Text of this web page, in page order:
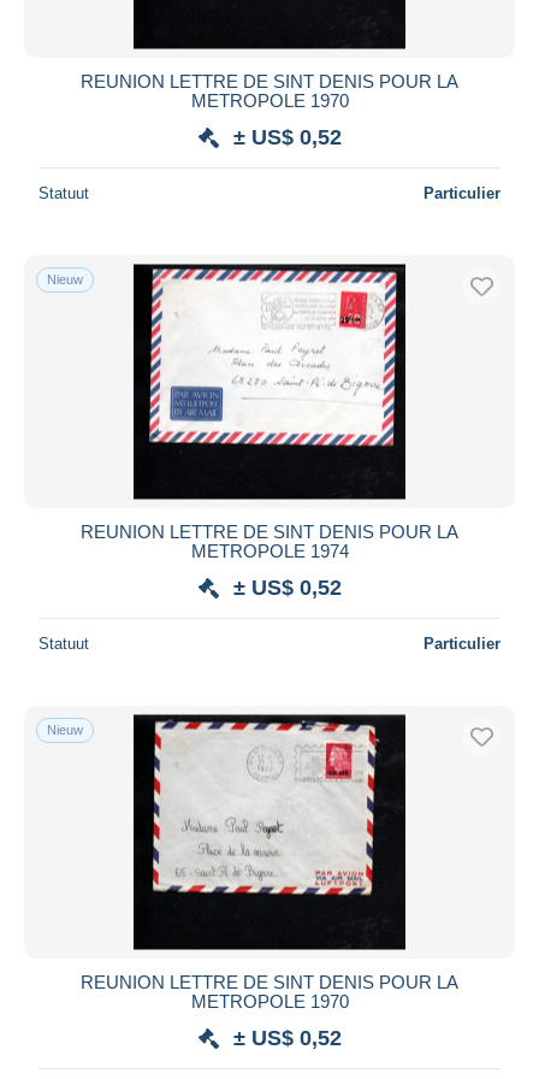
REUNION LETTRE DE SINT DENIS POUR LA
METROPOLE 1970
± US$ 0,52
Statuut Particulier
Nieuw
REUNION LETTRE DE SINT DENIS POUR LA
METROPOLE 1974
± US$ 0,52
Statuut Particulier
Nieuw
REUNION LETTRE DE SINT DENIS POUR LA
METROPOLE 1970
± US$ 0,52